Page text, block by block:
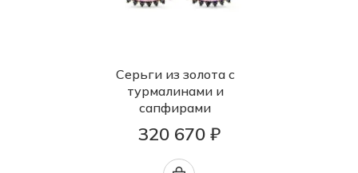
Серьги из золота с
турмалинами и
сапфирами
320 670 ₽